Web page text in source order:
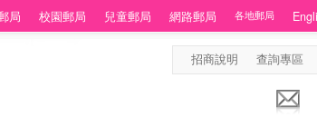
局 校園郵局 兒童郵局 網路郵局 各地郵局
招商說明 查詢專區